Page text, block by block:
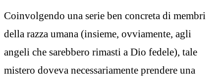
Coinvolgendo una serie ben concreta di membri
della razza umana (insieme, ovviamente, agli
angeli che sarebbero rimasti a Dio fedele), tale
mistero doveva necessariamente prendere una